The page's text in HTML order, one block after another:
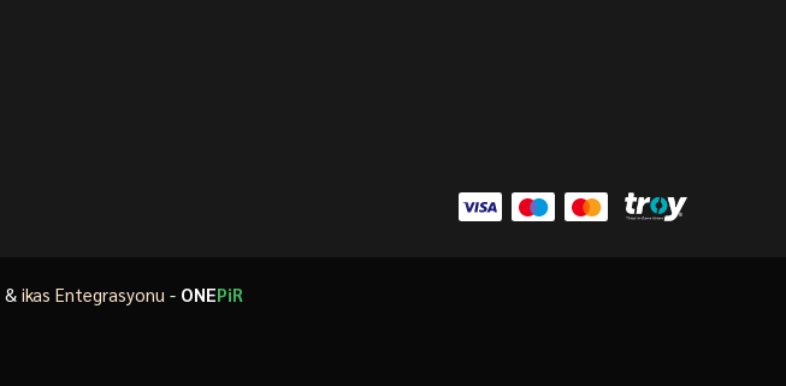
& ikas Entegrasyonu - ONEPiR